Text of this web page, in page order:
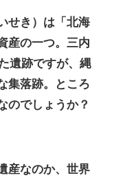
せき）は「北海
産の一つ。三内
遺跡ですが、縄
集落跡。ところ
のでしょうか？
産なのか、世界